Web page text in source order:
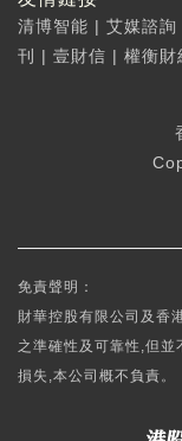
清博智能 | 艾媒諮詢
刊
| 壹財信 | 權衡財
免責聲明：
財華控股有限公司及香
之準確性及可靠性,但
損失,本公司概不負責。